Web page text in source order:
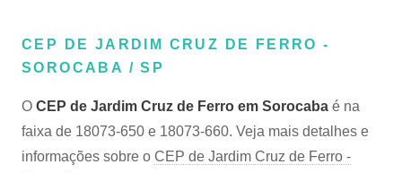
CEP DE JARDIM CRUZ DE FERRO -
SOROCABA / SP
O CEP de Jardim Cruz de Ferro em Sorocaba é na
faixa de 18073-650 e 18073-660. Veja mais detalhes e
informações sobre o CEP de Jardim Cruz de Ferro -